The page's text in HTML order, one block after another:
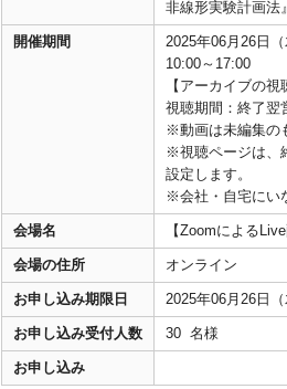
非線形実験計画法』
開催期間
2025年06月26日（
10:00～17:00
【アーカイブの視
視聴期間：終了翌
※動画は未編集の
※視聴ページは、
設定します。
※会社・自宅にい
会場名 【Zoomによる
会場の住所 オンライン
お申し込み期限日 2025年06月26日
お申し込み受付人数 30 名様
お申し込み